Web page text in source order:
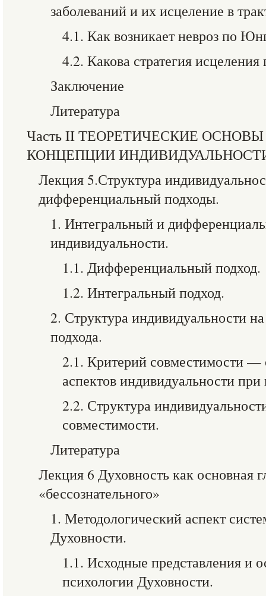
заболеваний и их исцеление в
4.1. Как возникает невроз по
4.2. Какова стратегия
Заключение
Литература
Часть II ТЕОРЕТИЧЕСКИЕ
КОНЦЕПЦИИ
Лекция 5.Структура
дифференциальный подходы.
1. Интегральный и
индивидуальности.
1.1. Дифференциальный подход.
1.2. Интегральный подход.
2. Структура индивидуальности
подхода.
2.1. Критерий совместимости —
аспектов индивидуальности
2.2. Структура
совместимости.
Литература
Лекция 6 Духовность как основная
«бессознательного»
1. Методологический аспект
Духовности.
1.1. Исходные представления и
психологии Духовности.